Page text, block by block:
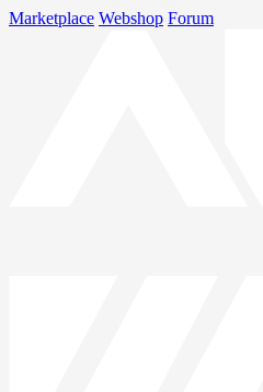
Marketplace Webshop Forum